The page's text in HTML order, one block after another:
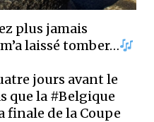
plus jamais
laissé tomber…
jours avant le
que la #Belgique
finale de la Coupe